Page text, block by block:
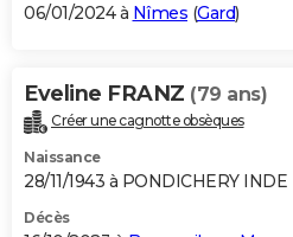
06/01/2024 à Nîmes (Gard)
Eveline FRANZ (79 ans)
Créer une cagnotte obsèques
Naissance
28/11/1943 à PONDICHERY INDE
Décès